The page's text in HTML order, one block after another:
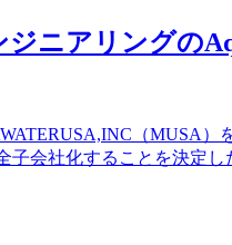
ニアリングの
（MUSA
会社化することを決定